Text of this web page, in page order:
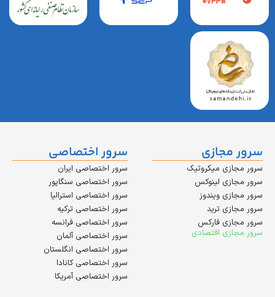
میکروتیک
لینوکس
ویندوز
ترید
فارکس
اقتصادی
سرور اختصاصی
سرور اختصاصی ایران
سرور اختصاصی سنگاپور
سرور اختصاصی استرالیا
سرور اختصاصی ترکیه
سرور اختصاصی فرانسه
سرور اختصاصی آلمان
سرور اختصاصی انگلستان
سرور اختصاصی کانادا
سرور اختصاصی آمریکا